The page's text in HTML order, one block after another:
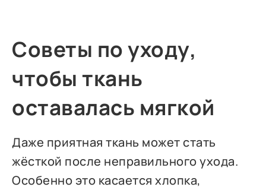
Советы по уходу,
чтобы ткань
оставалась мягкой
Даже приятная ткань может стать
жёсткой после неправильного ухода.
Особенно это касается хлопка,